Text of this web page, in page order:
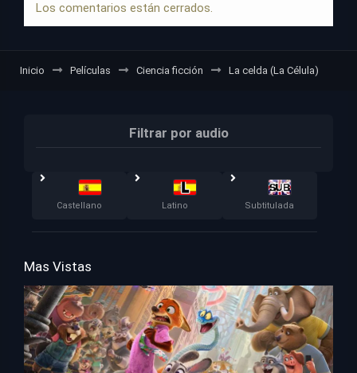
Los comentarios están cerrados.
Inicio Películas Ciencia ficción La celda (La Célula)
Filtrar por audio
Castellano Latino Subtitulada
Mas Vistas